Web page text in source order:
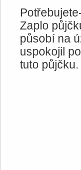
Zaplo
působí na
uspokojil
tuto půjčku.